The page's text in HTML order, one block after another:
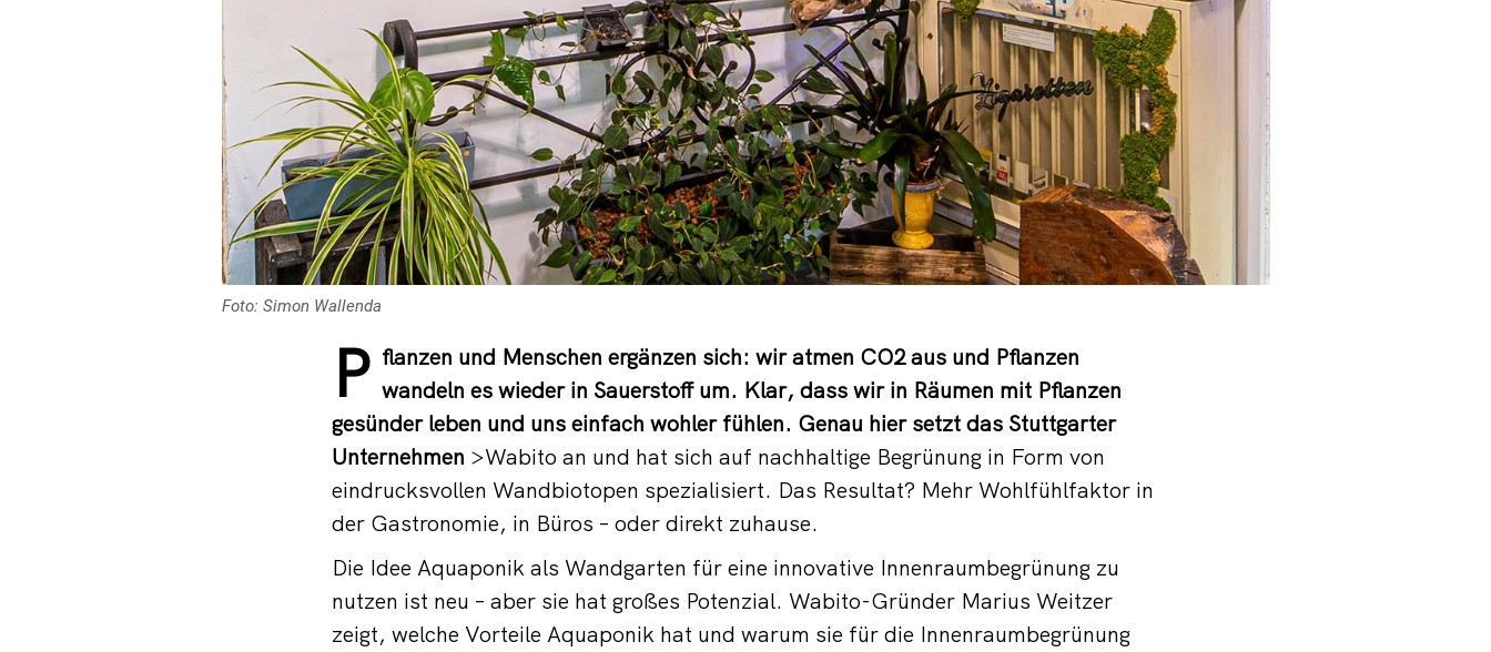
Foto: Simon Wallenda
P flanzen und Menschen ergänzen sich: wir atmen CO2 aus und Pflanzen
wandeln es wieder in Sauerstoff um. Klar, dass wir in Räumen mit Pflanzen
gesünder leben und uns einfach wohler fühlen. Genau hier setzt das Stuttgarter
Unternehmen >Wabito an und hat sich auf nachhaltige Begrünung in Form von
eindrucksvollen Wandbiotopen spezialisiert. Das Resultat? Mehr Wohlfühlfaktor in
der Gastronomie, in Büros – oder direkt zuhause.
Die Idee Aquaponik als Wandgarten für eine innovative Innenraumbegrünung zu
nutzen ist neu – aber sie hat großes Potenzial. Wabito-Gründer Marius Weitzer
zeigt, welche Vorteile Aquaponik hat und warum sie für die Innenraumbegrünung